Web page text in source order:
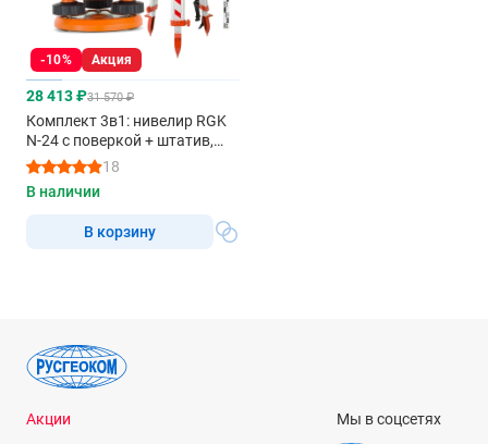
-10% Акция
28 413 ₽31 570 ₽
Комплект 3в1: нивелир RGK
N-24 с поверкой + штатив,
рейка 7м
18
В наличии
В корзину
Акции
Мы в соцсетях